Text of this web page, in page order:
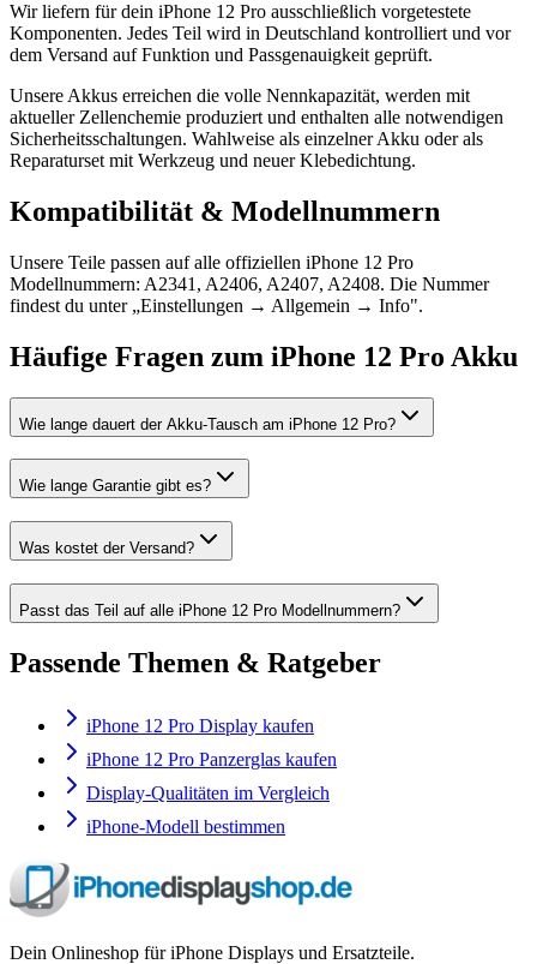
Wir liefern für dein iPhone 12 Pro ausschließlich vorgetestete
Komponenten. Jedes Teil wird in Deutschland kontrolliert und vor
dem Versand auf Funktion und Passgenauigkeit geprüft.
Unsere Akkus erreichen die volle Nennkapazität, werden mit
aktueller Zellenchemie produziert und enthalten alle notwendigen
Sicherheitsschaltungen. Wahlweise als einzelner Akku oder als
Reparaturset mit Werkzeug und neuer Klebedichtung.
Kompatibilität & Modellnummern
Unsere Teile passen auf alle offiziellen iPhone 12 Pro
Modellnummern: A2341, A2406, A2407, A2408. Die Nummer
findest du unter „Einstellungen → Allgemein → Info".
Häufige Fragen zum iPhone 12 Pro Akku
Wie lange dauert der Akku-Tausch am iPhone 12 Pro?
Wie lange Garantie gibt es?
Was kostet der Versand?
Passt das Teil auf alle iPhone 12 Pro Modellnummern?
Passende Themen & Ratgeber
iPhone 12 Pro Display kaufen
iPhone 12 Pro Panzerglas kaufen
Display-Qualitäten im Vergleich
iPhone-Modell bestimmen
Dein Onlineshop für iPhone Displays und Ersatzteile.